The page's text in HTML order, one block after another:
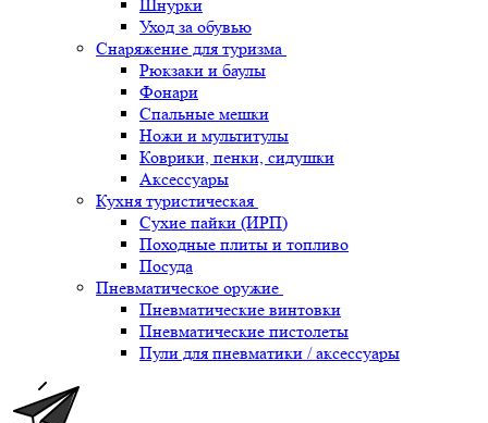
Шнурки
Уход за обувью
Снаряжение для туризма
Рюкзаки и баулы
Фонари
Спальные мешки
Ножи и мультитулы
Коврики, пенки, сидушки
Аксессуары
Кухня туристическая
Сухие пайки (ИРП)
Походные плиты и топливо
Посуда
Пневматическое оружие
Пневматические винтовки
Пневматические пистолеты
Пули для пневматики / аксессуары